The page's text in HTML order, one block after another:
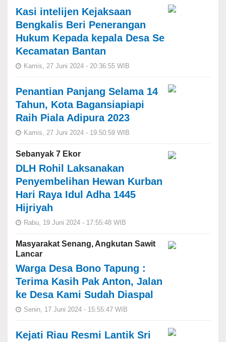
Kasi intelijen Kejaksaan
Bengkalis Beri Penerangan
Hukum Kepada kepala Desa Se
Kecamatan Bantan
Kamis, 27 Juni 2024 - 20:36:55 WIB
Penantian Panjang Selama 14
Tahun, Kota Bagansiapiapi
Raih Piala Adipura 2023
Kamis, 27 Juni 2024 - 19:50:59 WIB
Sebanyak 7 Ekor
DLH Rohil Laksanakan
Penyembelihan Hewan Kurban
Hari Raya Idul Adha 1445
Hijriyah
Rabu, 19 Juni 2024 - 17:55:48 WIB
Masyarakat Senang, Angkutan Sawit
Lancar
Warga Desa Bono Tapung :
Terima Kasih Pak Anton, Jalan
ke Desa Kami Sudah Diaspal
Senin, 17 Juni 2024 - 15:55:47 WIB
Kejati Riau Resmi Lantik Sri